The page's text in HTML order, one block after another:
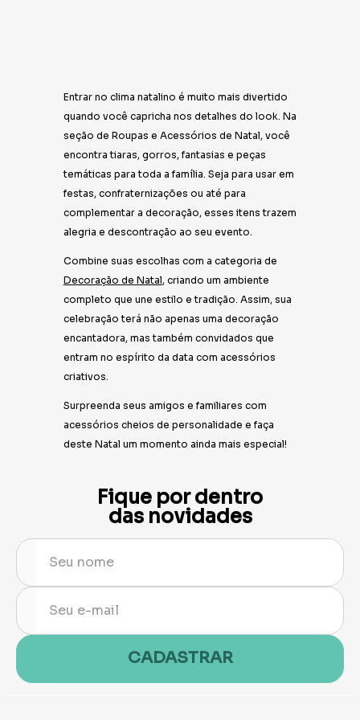
Entrar no clima natalino é muito mais divertido
quando você capricha nos detalhes do look. Na
seção de Roupas e Acessórios de Natal, você
encontra tiaras, gorros, fantasias e peças
temáticas para toda a família. Seja para usar em
festas, confraternizações ou até para
complementar a decoração, esses itens trazem
alegria e descontração ao seu evento.
Combine suas escolhas com a categoria de
Decoração de Natal, criando um ambiente
completo que une estilo e tradição. Assim, sua
celebração terá não apenas uma decoração
encantadora, mas também convidados que
entram no espírito da data com acessórios
criativos.
Surpreenda seus amigos e familiares com
acessórios cheios de personalidade e faça
deste Natal um momento ainda mais especial!
Fique por dentro
das novidades
CADASTRAR